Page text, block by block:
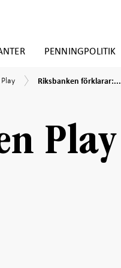
PENNINGPOLITIK
Riksbanken
ett
inflationsmål?
Riksbanken förklarar:...
Play